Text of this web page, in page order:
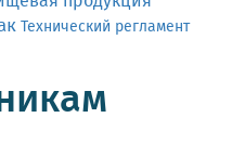
Технический регламент